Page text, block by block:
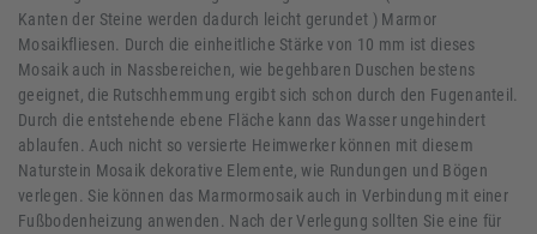
Kanten der Steine werden dadurch leicht gerundet ) Marmor
Mosaikfliesen. Durch die einheitliche Stärke von 10 mm ist dieses
Mosaik auch in Nassbereichen, wie begehbaren Duschen bestens
geeignet, die Rutschhemmung ergibt sich schon durch den Fugenanteil.
Durch die entstehende ebene Fläche kann das Wasser ungehindert
ablaufen. Auch nicht so versierte Heimwerker können mit diesem
Naturstein Mosaik dekorative Elemente, wie Rundungen und Bögen
verlegen. Sie können das Marmormosaik auch in Verbindung mit einer
Fußbodenheizung anwenden. Nach der Verlegung sollten Sie eine für